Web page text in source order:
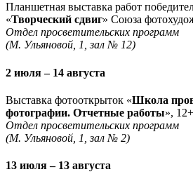
Планшетная выставка работ
«Творческий сдвиг» Союза
Отдел просветительских программ
(М. Ульяновой, 1, зал № 12)
2 июля – 14 августа
Выставка фотооткрыток «Школа
фотографии. Отчетные работы», 12+
Отдел просветительских программ
(М. Ульяновой, 1, зал № 2)
13 июля – 13 августа